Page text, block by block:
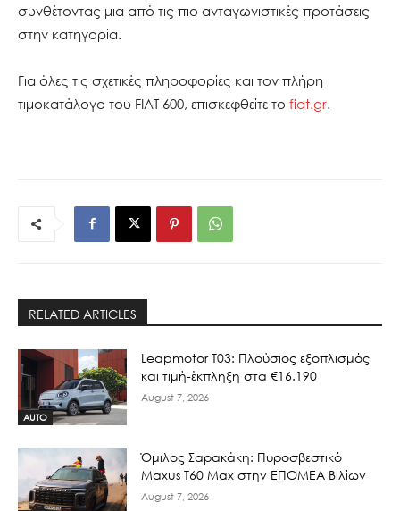
συνθέτοντας μια από τις πιο ανταγωνιστικές προτάσεις
στην κατηγορία.
Για όλες τις σχετικές πληροφορίες και τον πλήρη
τιμοκατάλογο του FIAT 600, επισκεφθείτε το fiat.gr.
RELATED ARTICLES
AUTO
Leapmotor T03: Πλούσιος εξοπλισμός
και τιμή-έκπληξη στα €16.190
August 7, 2026
Όμιλος Σαρακάκη: Πυροσβεστικό
Maxus T60 Max στην ΕΠΟΜΕΑ Βιλίων
August 7, 2026